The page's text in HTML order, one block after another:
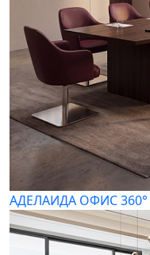
АДЕЛАИДА ОФИС 360°